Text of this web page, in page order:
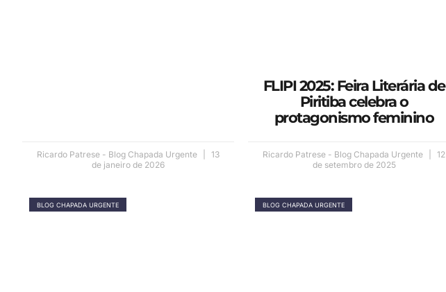
Ricardo Patrese - Blog Chapada Urgente
13
de janeiro de 2026
FLIPI 2025: Feira Literária de
Piritiba celebra o
protagonismo feminino
Ricardo Patrese - Blog Chapada Urgente
12
de setembro de 2025
BLOG CHAPADA URGENTE BLOG CHAPADA URGENTE